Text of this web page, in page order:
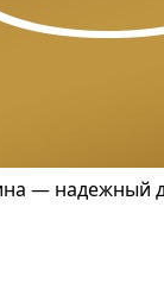
— надежный